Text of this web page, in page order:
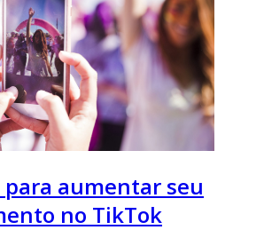
para aumentar seu
no TikTok